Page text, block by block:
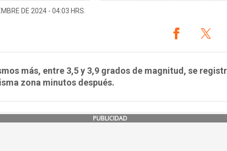
DE 2024 - 04:03 HRS.
más, entre 3,5 y 3,9 grados de magnitud, se
zona minutos después.
PUBLICIDAD